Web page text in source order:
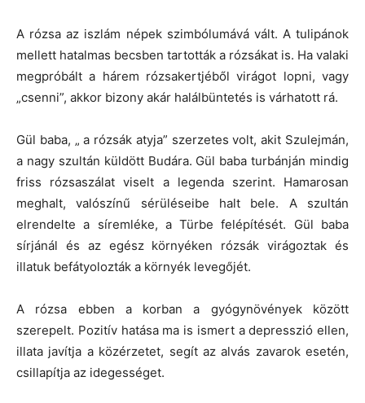
A rózsa az iszlám népek szimbólumává vált. A tulipánok
mellett hatalmas becsben tartották a rózsákat is. Ha valaki
megpróbált a hárem rózsakertjéből virágot lopni, vagy
„csenni”, akkor bizony akár halálbüntetés is várhatott rá.
Gül baba, „ a rózsák atyja” szerzetes volt, akit Szulejmán,
a nagy szultán küldött Budára. Gül baba turbánján mindig
friss rózsaszálat viselt a legenda szerint. Hamarosan
meghalt, valószínű sérüléseibe halt bele. A szultán
elrendelte a síremléke, a Türbe felépítését. Gül baba
sírjánál és az egész környéken rózsák virágoztak és
illatuk befátyolozták a környék levegőjét.
A rózsa ebben a korban a gyógynövények között
szerepelt. Pozitív hatása ma is ismert a depresszió ellen,
illata javítja a közérzetet, segít az alvás zavarok esetén,
csillapítja az idegességet.